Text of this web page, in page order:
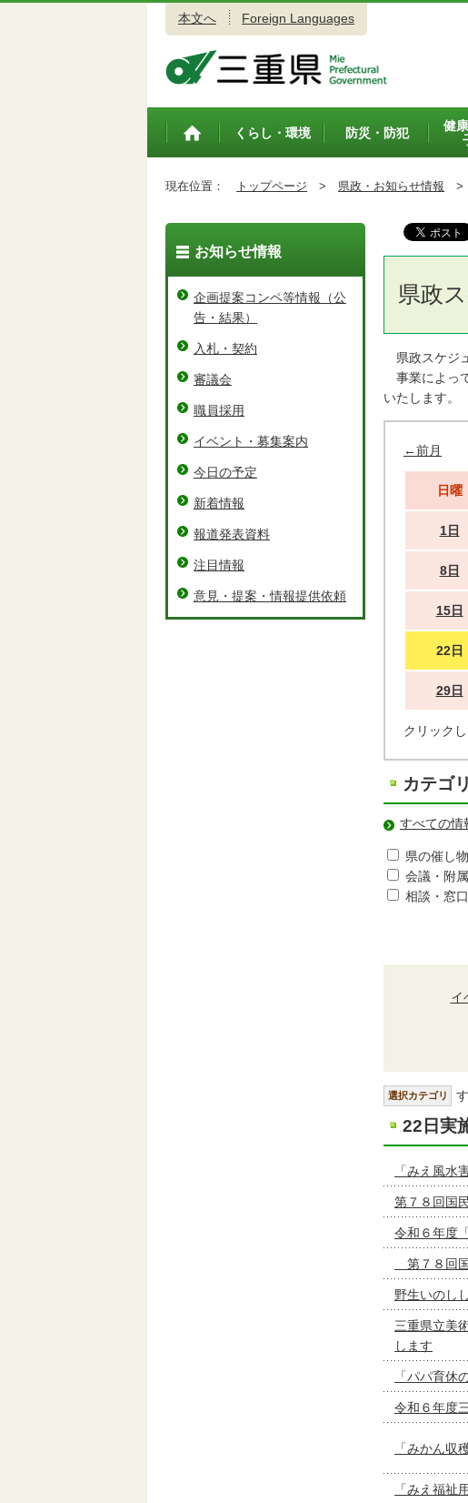
本文へ Foreign Languages
トップペ
くらし・環境 防災・防犯
健
現在位置： トップページ > 県政・お知らせ情報 >
県政
県政スケジ
事業によっ
いたします。
←前月
日曜
1日
8日
15日
22日
29日
クリック
カテゴ
すべての情
県の催し
会議・附
相談・窓
イ
選択カテゴリ
22日実
「みえ風水
第７８回国
令和６年度
第７８回
野生いのし
三重県立美
します
「パパ育休
令和６年度
「みかん収
「みえ福祉
お知らせ情報
企画提案コンペ等情報（公
告・結果）
入札・契約
審議会
職員採用
イベント・募集案内
今日の予定
新着情報
報道発表資料
注目情報
意見・提案・情報提供依頼